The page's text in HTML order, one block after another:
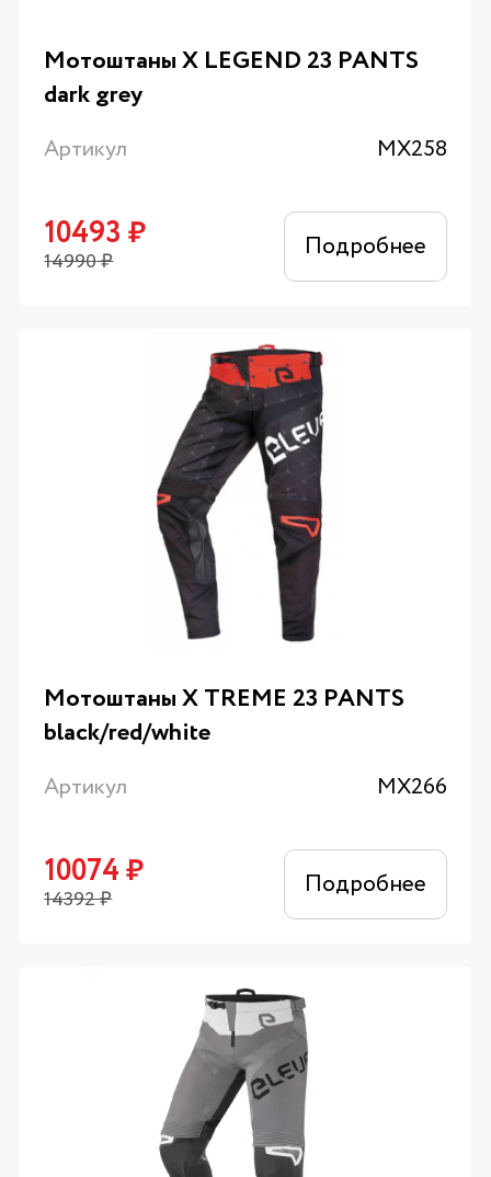
Мотоштаны X LEGEND 23 PANTS
dark grey
Артикул MX258
10493 ₽
14990₽ Подробнее
Мотоштаны X TREME 23 PANTS
black/red/white
Артикул MX266
10074₽
14392₽ Подробнее